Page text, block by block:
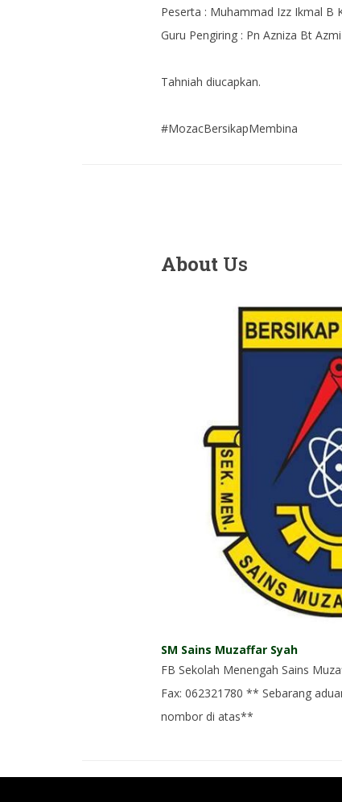
Peserta : Muhammad Izz Ikmal B
Guru Pengiring : Pn Azniza Bt Azmi
Tahniah diucapkan.
#MozacBersikapMembina
AboutUs
SM Sains Muzaffar Syah
FB Sekolah Menengah Sains
Fax: 062321780 ** Sebarang
nombor di atas**